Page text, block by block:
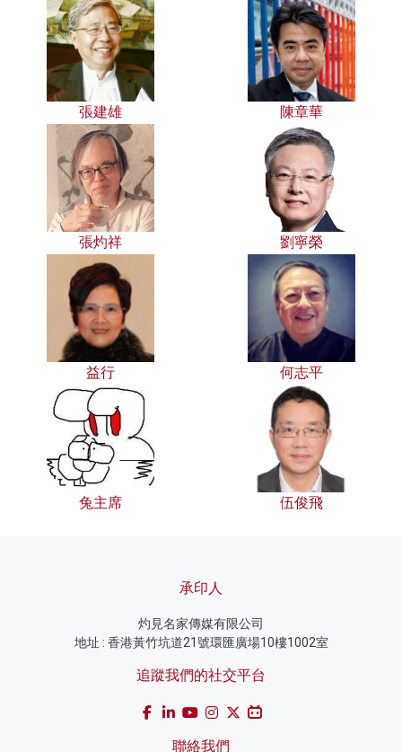
張建雄 陳章華
張灼祥 劉寧榮
益行 何志平
兔主席 伍俊飛
承印人
灼見名家傳媒有限公司
地址 : 香港黃竹坑道21號環匯廣場10樓1002室
追蹤我們的社交平台
聯絡我們